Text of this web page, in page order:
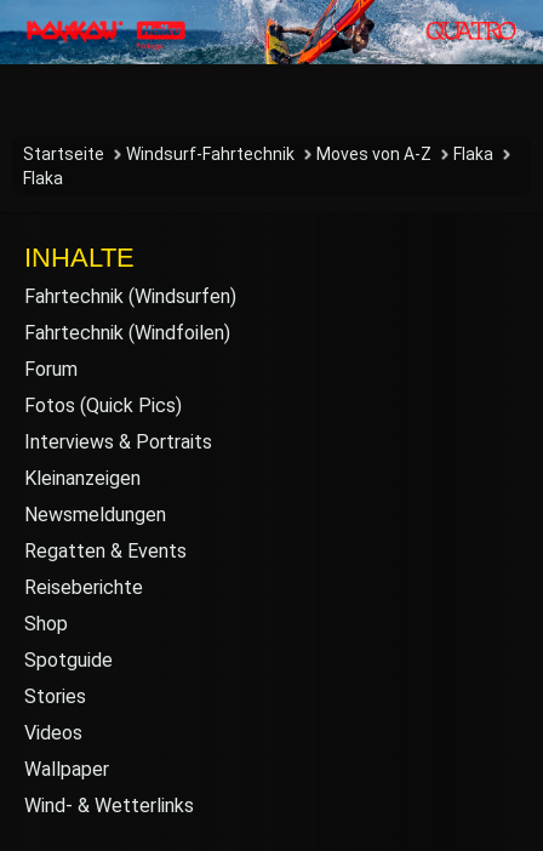
Startseite Windsurf-Fahrtechnik Moves von A-Z
Flaka
Flaka
INHALTE
Fahrtechnik (Windsurfen)
Fahrtechnik (Windfoilen)
Forum
Fotos (Quick Pics)
Interviews & Portraits
Kleinanzeigen
Newsmeldungen
Regatten & Events
Reiseberichte
Shop
Spotguide
Stories
Videos
Wallpaper
Wind- & Wetterlinks